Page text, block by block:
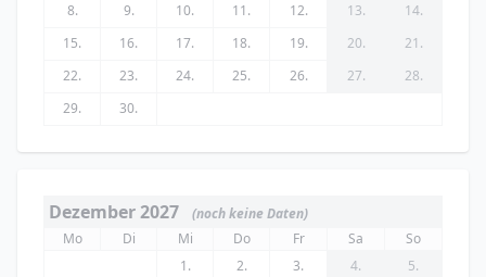
8.
9. 10. 11. 12. 13.
14.
15.
16. 17. 18. 19. 20.
21.
22.
23. 24. 25. 26. 27.
28.
29.
30.
Dezember 2027
(noch keine Daten)
Mo
Di Mi Do Fr Sa
So
1.
2. 3. 4.
5.